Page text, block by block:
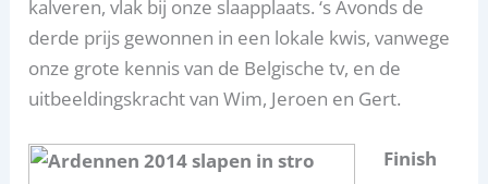
kalveren, vlak bij onze slaapplaats. ‘s Avonds de
derde prijs gewonnen in een lokale kwis, vanwege
onze grote kennis van de Belgische tv, en de
uitbeeldingskracht van Wim, Jeroen en Gert.
Finish